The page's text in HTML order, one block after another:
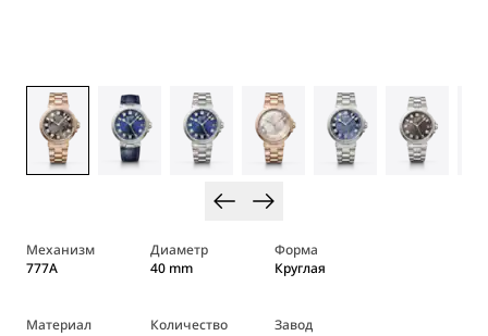
Механизм
777A
Диаметр
40 mm
Форма
Круглая
Материал
Количество
Завод